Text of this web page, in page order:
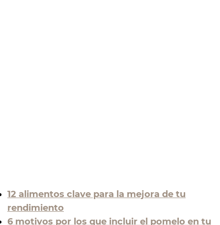
12 alimentos clave para la mejora de tu
rendimiento
6 motivos por los que incluir el pomelo en tu